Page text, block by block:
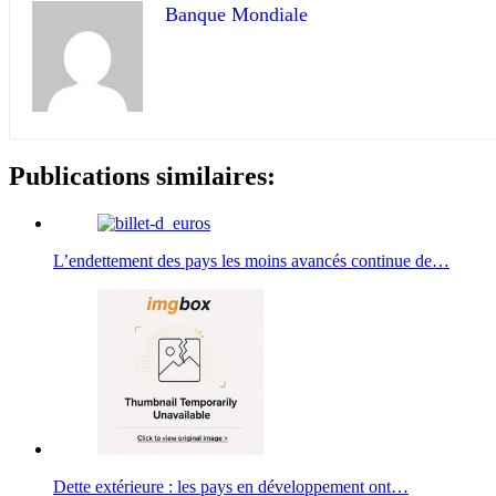
Banque Mondiale
Publications similaires:
L’endettement des pays les moins avancés continue de…
Dette extérieure : les pays en développement ont…